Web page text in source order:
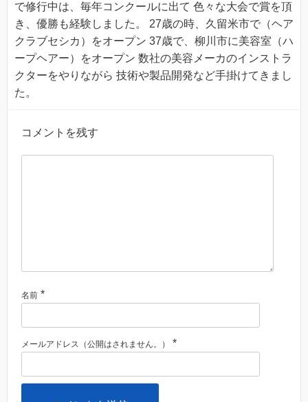
で修行中は、毎年コンクールに出て 色々な大会で賞を頂
き、優勝も経験しました。 27歳の時、久留米市で（ヘア
クラブセシカ）をオープン 37歳で、柳川市に美容室（ハ
ープヘアー）をオープン 数社の美容メーカのインストラ
クターをやりながら 技術や製品開発など手掛けてきまし
た。
コメントを残す
名前 *
メールアドレス（公開はされません。） *